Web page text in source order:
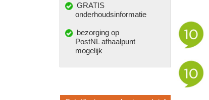
GRATIS
onderhoudsinformatie
bezorging op
PostNL afhaalpunt
mogelijk